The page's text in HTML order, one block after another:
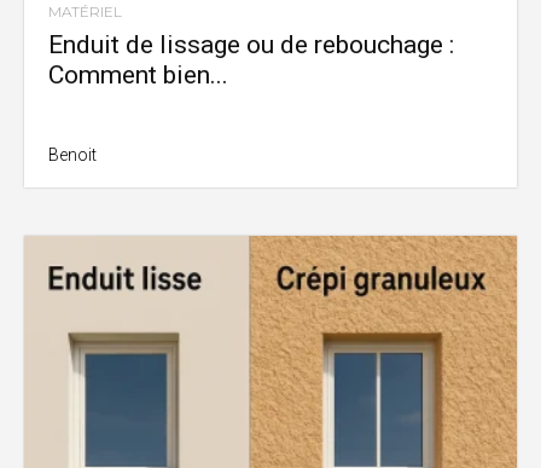
MATÉRIEL
Enduit de lissage ou de rebouchage :
Comment bien...
Benoit